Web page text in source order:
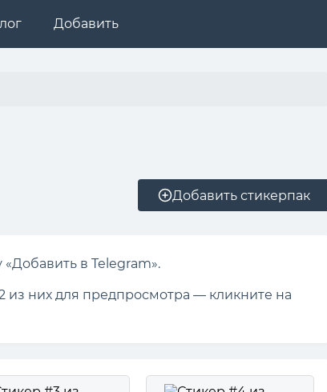
Добавить
Добавить стикерпак
в Telegram».
из них для предпросмотра — кликните на